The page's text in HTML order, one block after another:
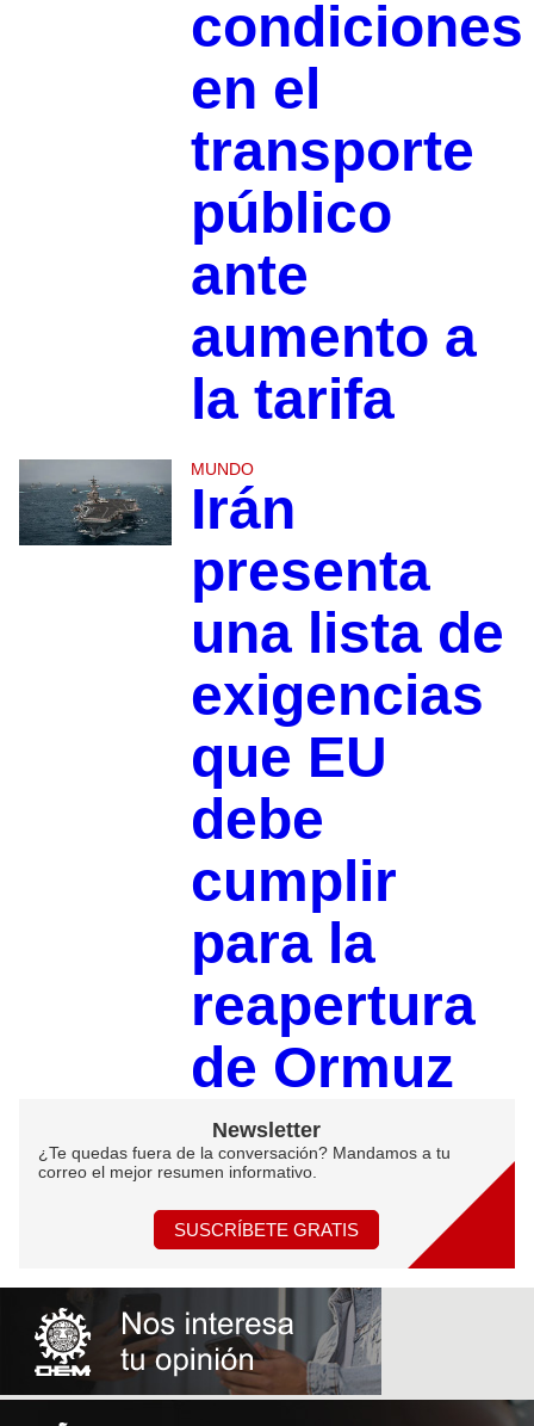
condiciones
en el
transporte
público
ante
aumento a
la tarifa
MUNDO
Irán
presenta
una lista de
exigencias
que EU
debe
cumplir
para la
reapertura
de Ormuz
Newsletter
¿Te quedas fuera de la conversación? Mandamos a tu
correo el mejor resumen informativo.
SUSCRÍBETE GRATIS